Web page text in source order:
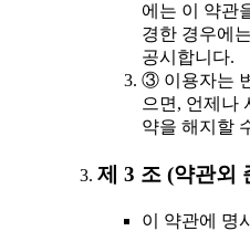
에는 이 약관
경한 경우에
공시합니다.
③ 이용자는
으면, 언제나
약을 해지할
제 3 조 (약관외
이 약관에 명